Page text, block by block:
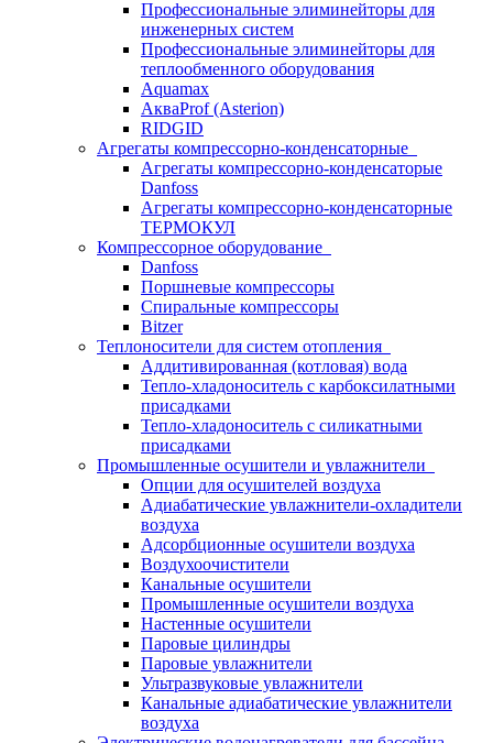
Профессиональные элиминейторы для
инженерных систем
Профессиональные элиминейторы для
теплообменного оборудования
Aquamax
АкваProf (Asterion)
RIDGID
Агрегаты компрессорно-конденсаторные
Агрегаты компрессорно-конденсаторые
Danfoss
Агрегаты компрессорно-конденсаторные
ТЕРМОКУЛ
Компрессорное оборудование
Danfoss
Поршневые компрессоры
Спиральные компрессоры
Bitzer
Теплоносители для систем отопления
Аддитивированная (котловая) вода
Тепло-хладоноситель с карбоксилатными
присадками
Тепло-хладоноситель с силикатными
присадками
Промышленные осушители и увлажнители
Опции для осушителей воздуха
Адиабатические увлажнители-охладители
воздуха
Адсорбционные осушители воздуха
Воздухоочистители
Канальные осушители
Промышленные осушители воздуха
Настенные осушители
Паровые цилиндры
Паровые увлажнители
Ультразвуковые увлажнители
Канальные адиабатические увлажнители
воздуха